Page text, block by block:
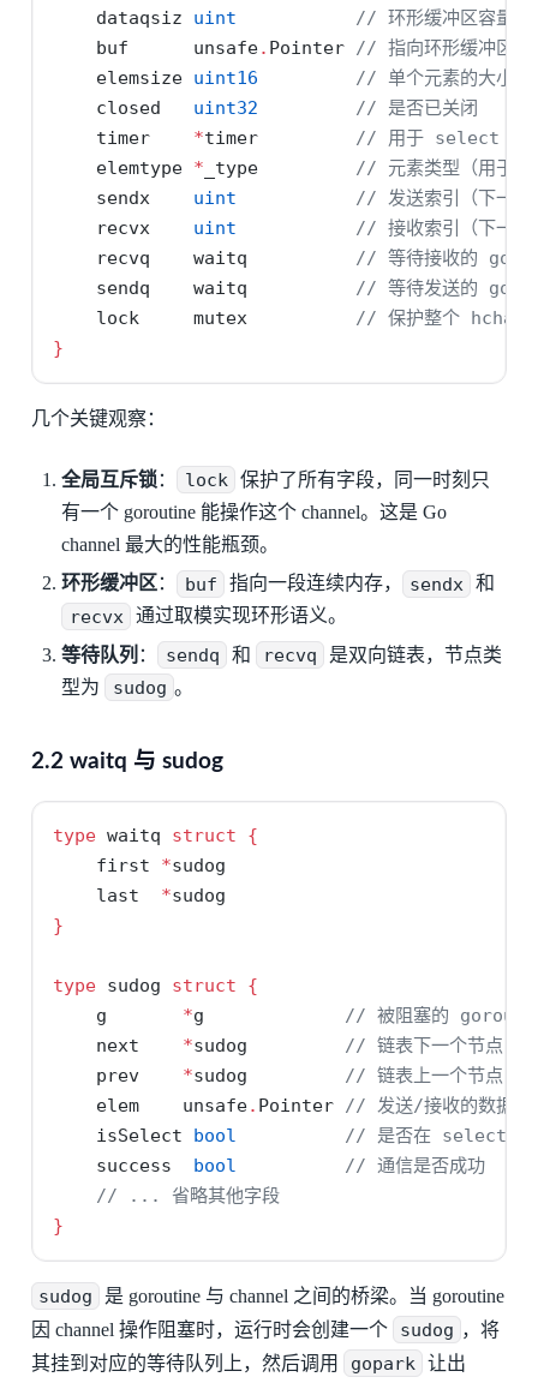
    dataqsiz
uint
// 环形缓冲区容量（
    buf      unsafe
. Pointer // 指向环形缓冲区的
    elemsize
uint16
// 单个元素的大小
    closed
uint32
// 是否已关闭
    timer
*timer // 用于 select 超
    elemtype
* _type // 元素类型（用于
    sendx
uint
// 发送索引（下一个
    recvx
uint
// 接收索引（下一个
    recvq    waitq
// 等待接收的
    sendq    waitq
// 等待发送的
    lock     mutex
// 保护整个 hchan
}
几个关键观察：
全局互斥锁 ： lock
保护了所有字段，同一时刻只
有一个 goroutine 能操作这个 channel。这是 Go
channel 最大的性能瓶颈。
环形缓冲区 ： buf 指向一段连续内存， sendx 和
recvx
通过取模实现环形语义。
等待队列 ： sendq 和 recvq
是双向链表，节点类
型为
sudog 。
2.2 waitq 与 sudog
type waitq struct
{
    first
*sudog
    last
*sudog
}
type sudog struct
{
    g
*g // 被阻塞的
    next
*sudog // 链表下一个节点
    prev
*sudog // 链表上一个节点
    elem    unsafe
. Pointer // 发送/接收的数据指
    isSelect
bool
// 是否在 select 中
    success
bool
// 通信是否成功
// ... 省略其他字段
}
sudog
是 goroutine 与 channel 之间的桥梁。当 goroutine
因 channel 操作阻塞时，运行时会创建一个
sudog ，将
其挂到对应的等待队列上，然后调用
gopark 让出